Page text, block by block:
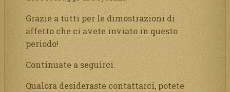
Grazie a tutti per le dimostrazioni di
affetto che ci avete inviato in questo
periodo!
Continuate a seguirci.
Qualora desideraste contattarci, potete